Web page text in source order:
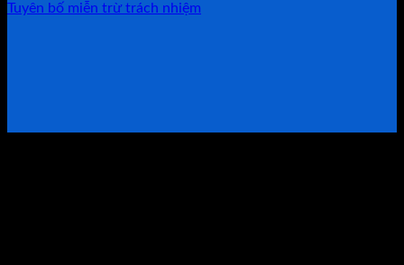
Tuyên bố miễn trừ trách nhiệm